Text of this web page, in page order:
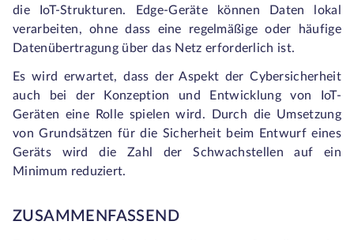
die IoT-Strukturen. Edge-Geräte können Daten lokal
verarbeiten, ohne dass eine regelmäßige oder häufige
Datenübertragung über das Netz erforderlich ist.
Es wird erwartet, dass der Aspekt der Cybersicherheit
auch bei der Konzeption und Entwicklung von IoT-
Geräten eine Rolle spielen wird. Durch die Umsetzung
von Grundsätzen für die Sicherheit beim Entwurf eines
Geräts wird die Zahl der Schwachstellen auf ein
Minimum reduziert.
ZUSAMMENFASSEND